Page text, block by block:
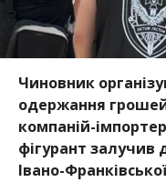
Чиновник
одержання
компаній-
фігурант залучив
Івано-